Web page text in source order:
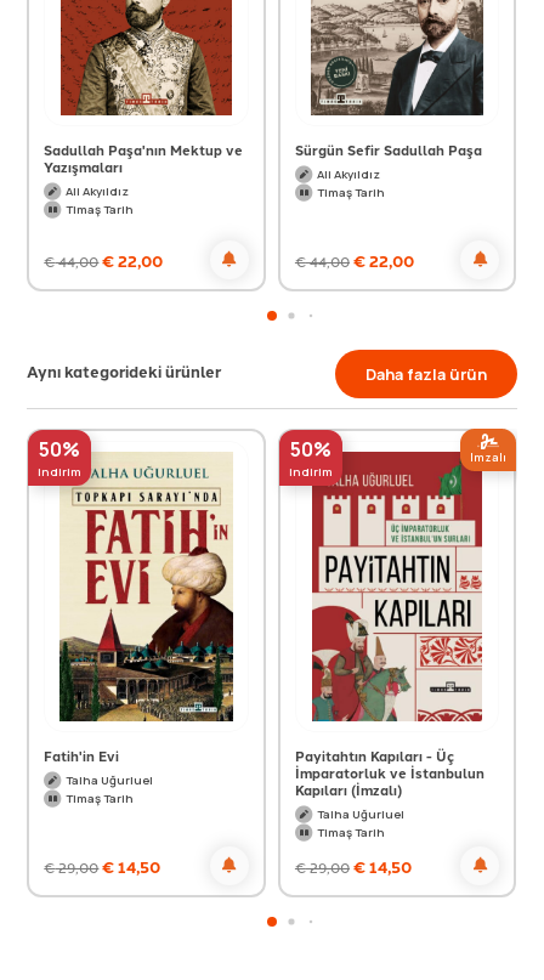
Sadullah Paşa'nın Mektup ve
Yazışmaları
Ali Akyıldız
Timaş Tarih
€44,00€22,00
Sürgün Sefir Sadullah Paşa
Ali Akyıldız
Timaş Tarih
€44,00€22,00
Aynı kategorideki ürünler Daha fazla ürün
50%
indirim
Fatih'in Evi
Talha Uğurluel
Timaş Tarih
€29,00€14,50
50%
indirim
Imzalı
Payitahtın Kapıları - Üç
İmparatorluk ve İstanbulun
Kapıları (İmzalı)
Talha Uğurluel
Timaş Tarih
€29,00€14,50